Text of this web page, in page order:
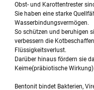
Obst- und Karottentrester
Sie haben eine starke
Wasserbindungsvermögen.
So schützen und beruhigen
verbessern die
Flüssigkeitsverlust.
Darüber hinaus fördern sie
Keime(präbiotische
Bentonit bindet Bakterien,